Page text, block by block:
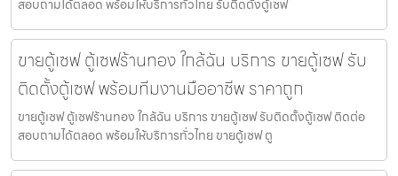
สอบถามได้ตลอด พร้อมให้บริการทั่วไทย รับติดตั้งตู้เซฟ
ขายตู้เซฟ ตู้เซฟร้านทอง ใกล้ฉัน บริการ ขายตู้เซฟ รับ
ติดตั้งตู้เซฟ พร้อมทีมงานมืออาชีพ ราคาถูก
ขายตู้เซฟ ตู้เซฟร้านทอง ใกล้ฉัน บริการ ขายตู้เซฟ รับติดตั้งตู้เซฟ ติดต่อ
สอบถามได้ตลอด พร้อมให้บริการทั่วไทย ขายตู้เซฟ ตู